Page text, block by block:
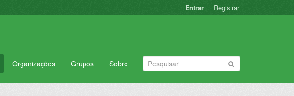
Entrar Registrar
Organizações Grupos Sobre